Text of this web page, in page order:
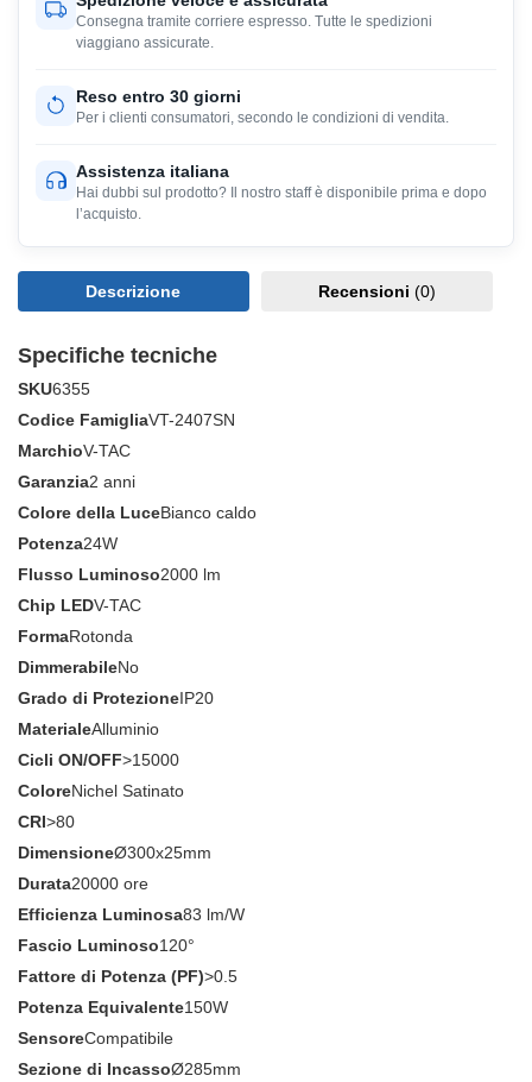
Consegna tramite corriere espresso. Tutte le spedizioni
viaggiano assicurate.
Reso entro 30 giorni
Per i clienti consumatori, secondo le condizioni di vendita.
Assistenza italiana
Hai dubbi sul prodotto? Il nostro staff è disponibile prima e dopo
l’acquisto.
Descrizione Recensioni (0)
Specifiche tecniche
SKU6355
Codice FamigliaVT-2407SN
MarchioV-TAC
Garanzia2 anni
Colore della LuceBianco caldo
Potenza24W
Flusso Luminoso2000 lm
Chip LEDV-TAC
FormaRotonda
DimmerabileNo
Grado di ProtezioneIP20
MaterialeAlluminio
Cicli ON/OFF>15000
ColoreNichel Satinato
CRI>80
DimensioneØ300x25mm
Durata20000 ore
Efficienza Luminosa83 lm/W
Fascio Luminoso120°
Fattore di Potenza (PF)>0.5
Potenza Equivalente150W
SensoreCompatibile
Sezione di IncassoØ285mm